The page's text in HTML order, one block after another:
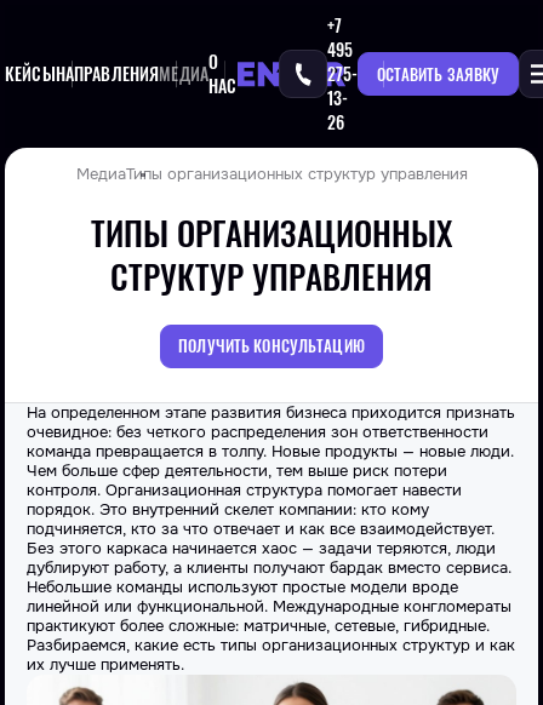
КЕЙСЫНАПРАВЛЕНИЯМЕДИАО
НАС
+7
495
275-
13-
26
ОСТАВИТЬ ЗАЯВКУ
МедиаТипы организационных структур управления
ТИПЫ ОРГАНИЗАЦИОННЫХ
СТРУКТУР УПРАВЛЕНИЯ
ПОЛУЧИТЬ КОНСУЛЬТАЦИЮ
На определенном этапе развития бизнеса приходится признать
очевидное: без четкого распределения зон ответственности
команда превращается в толпу. Новые продукты — новые люди.
Чем больше сфер деятельности, тем выше риск потери
контроля. Организационная структура помогает навести
порядок. Это внутренний скелет компании: кто кому
подчиняется, кто за что отвечает и как все взаимодействует.
Без этого каркаса начинается хаос — задачи теряются, люди
дублируют работу, а клиенты получают бардак вместо сервиса.
Небольшие команды используют простые модели вроде
линейной или функциональной. Международные конгломераты
практикуют более сложные: матричные, сетевые, гибридные.
Разбираемся, какие есть типы организационных структур и как
их лучше применять.